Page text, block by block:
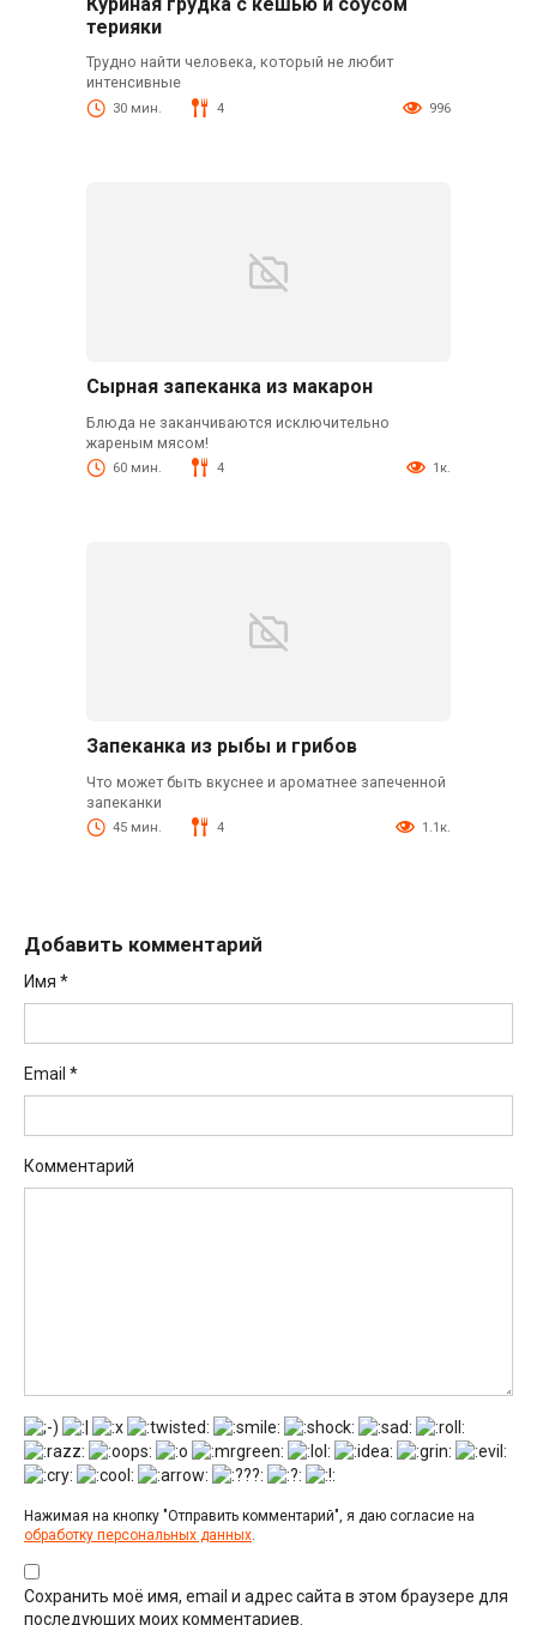
терияки
Трудно найти человека, который не любит
интенсивные
30 мин. 4 996
Сырная запеканка из макарон
Блюда не заканчиваются исключительно
жареным мясом!
60 мин. 4 1к.
Запеканка из рыбы и грибов
Что может быть вкуснее и ароматнее запеченной
запеканки
45 мин. 4 1.1к.
Добавить комментарий
Имя *
Email *
Комментарий
Нажимая на кнопку "Отправить комментарий", я даю согласие на
обработку персональных данных
Сохранить моё имя, email и адрес сайта в этом браузере для
последующих моих комментариев.